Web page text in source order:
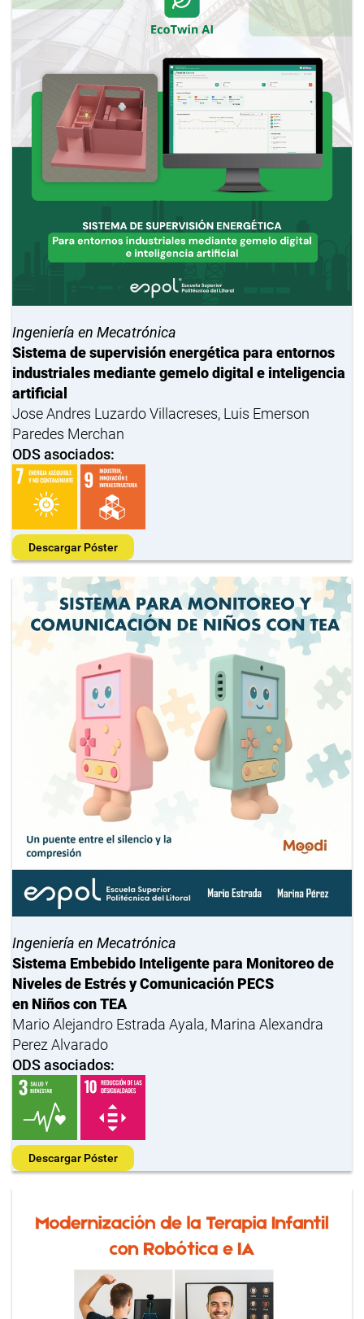
Ingeniería en Mecatrónica
Sistema de supervisión energética para entornos
industriales mediante gemelo digital e inteligencia
artificial
Jose Andres Luzardo Villacreses, Luis Emerson
Paredes Merchan
ODS asociados:
Descargar Póster
Ingeniería en Mecatrónica
Sistema Embebido Inteligente para Monitoreo de
Niveles de Estrés y Comunicación PECS
en Niños con TEA
Mario Alejandro Estrada Ayala, Marina Alexandra
Perez Alvarado
ODS asociados:
Descargar Póster